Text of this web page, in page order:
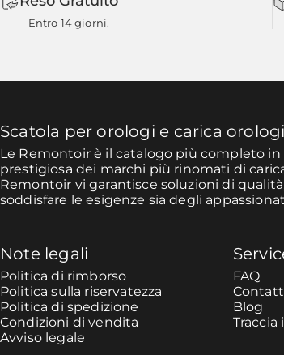
Entro 14 giorni.
Scatola per orologi e carica
Le Remontoir è il catalogo più completo
prestigiosa dei marchi più rinomati di
Remontoir vi garantisce soluzioni di
soddisfare le esigenze sia degli
Note legali
Politica di rimborso
Politica sulla riservatezza
Politica di spedizione
Condizioni di vendita
Avviso legale
FAQ
Blog
Traccia